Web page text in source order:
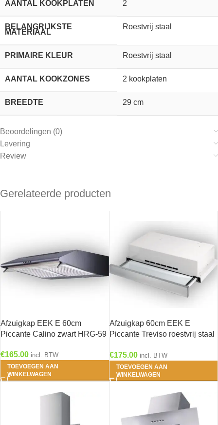
AANTAL KOOKPLATEN 2
BELANGRIJKSTE
MATERIAAL
Roestvrij staal
PRIMAIRE KLEUR Roestvrij staal
AANTAL KOOKZONES 2 kookplaten
BREEDTE 29 cm
Beoordelingen (0)
Levering
Review
Gerelateerde producten
Afzuigkap EEK E 60cm
Piccante Calino zwart HRG-59
€165.00 incl. BTW
TOEVOEGEN AAN
WINKELWAGEN
Afzuigkap 60cm EEK E
Piccante Treviso roestvrij staal
€175.00 incl. BTW
TOEVOEGEN AAN
WINKELWAGEN